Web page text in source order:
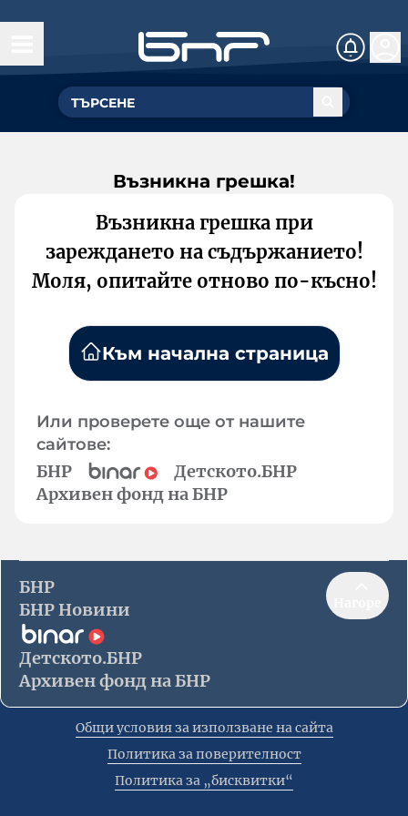
Възникна грешка!
Възникна грешка при
зареждането на съдържанието!
Моля, опитайте отново по-късно!
Към начална страница
Или проверете още от нашите
сайтове:
БНР
Детското.БНР
Архивен фонд на БНР
БНР
БНР Новини
Детското.БНР
Архивен фонд на БНР
Общи условия за използване на сайта
Политика за поверителност
Политика за „бисквитки“